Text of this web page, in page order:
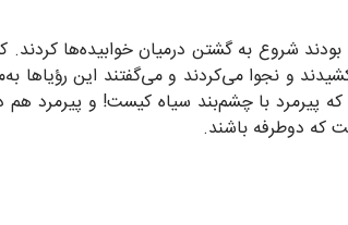
بودند شروع به گشتن درمیان خوابیده‌ها
و نجوا می‌کردند و می‌گفتند این رؤیاها
پیرمرد با چشم‌بند سیاه کیست! و پیرمرد هم
که دوطرفه باشند.